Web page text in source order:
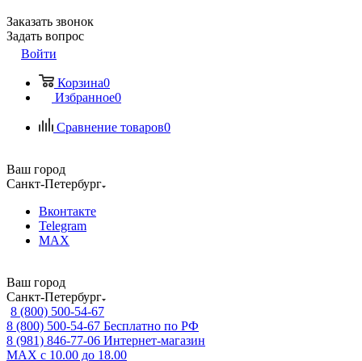
Заказать звонок
Задать вопрос
Войти
Корзина0
Избранное0
Сравнение товаров0
Ваш город
Санкт-Петербург
Вконтакте
Telegram
MAX
Ваш город
Санкт-Петербург
8 (800) 500-54-67
8 (800) 500-54-67 Бесплатно по РФ
8 (981) 846-77-06 Интернет-магазин
MAX с 10.00 до 18.00